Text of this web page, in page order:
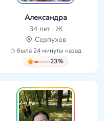
Александра
34 лет · Ж
Серпухов
была 24 минуты назад
23%